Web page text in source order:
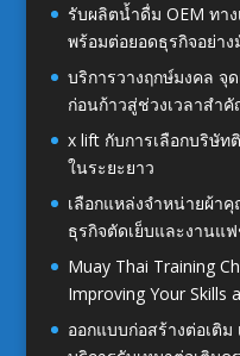
รับผลิตน้ำดื่ม OEM ทา
พร้อมต่อยอดธุรกิจอย่าง
บริการวางฤกษ์มงคล จุ
ก่อนก้าวสู่ช่วงเวลาสำ
x lift กับการเลือกบริษั
ในระยะยาว
เลือกแหล่งจำหน่ายผ้า
ธุรกิจตัดเย็บและงานแ
Muay Thai Training
Improving Your Skills
ออกแบบก่อสร้างต่อเติ